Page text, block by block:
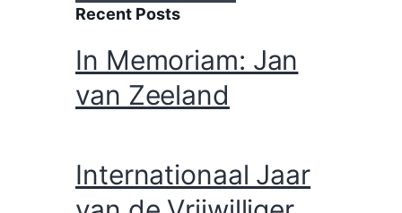
Recent Posts
In Memoriam: Jan
van Zeeland
Internationaal Jaar